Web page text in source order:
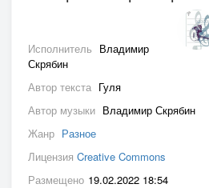
Исполнитель Владимир
Скрябин
Автор текста Гуля
Автор музыки Владимир Скрябин
Жанр Разное
Лицензия Creative Commons
Размещено 19.02.2022 18:54